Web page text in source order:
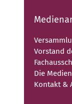
Vorstand
Die
Kontakt &